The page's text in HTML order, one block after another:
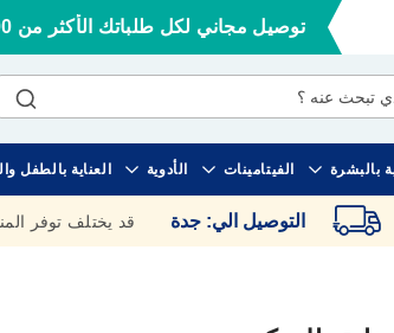
توصيل مجاني لكل طلباتك الأكثر من 100 ريال
بالبشرة الفيتامينات الأدوية العناية بالطفل
التوصيل الي: جدة قد يختلف توفر